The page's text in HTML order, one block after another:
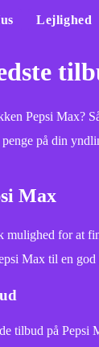
Lejlighed
Pepsi Max?
penge på din
Max
mulighed for at
Max til en god
tilbud på Pepsi